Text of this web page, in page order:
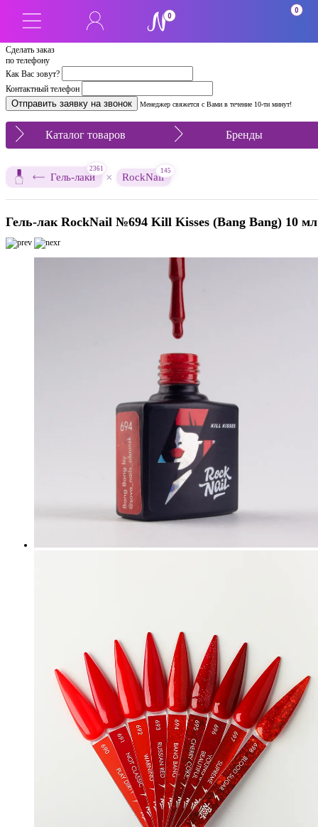
Сделать заказ
по телефону
Как Вас зовут?
Контактный телефон
Менеджер свяжется с Вами в течение 10-ти минут!
0
0
Каталог товаров Бренды
Гель-лаки
2361
× RockNail
145
Гель-лак RockNail №694 Kill Kisses (Bang Bang) 10 мл